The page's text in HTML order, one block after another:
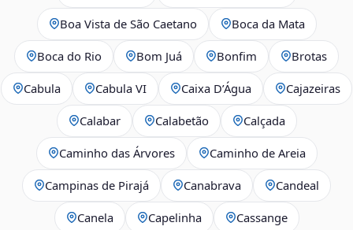
Boa Vista de São Caetano Boca da Mata
Boca do Rio Bom Juá Bonfim Brotas
Cabula Cabula VI Caixa D’Água Cajazeiras
Calabar Calabetão Calçada
Caminho das Árvores Caminho de Areia
Campinas de Pirajá Canabrava Candeal
Canela Capelinha Cassange